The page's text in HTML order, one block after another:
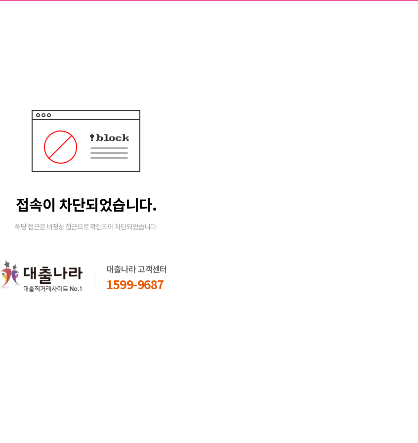
접속이 차단되었습니다.
해당 접근은 비정상 접근으로 확인되어 차단되었습니다.
대출나라 고객센터
1599-9687